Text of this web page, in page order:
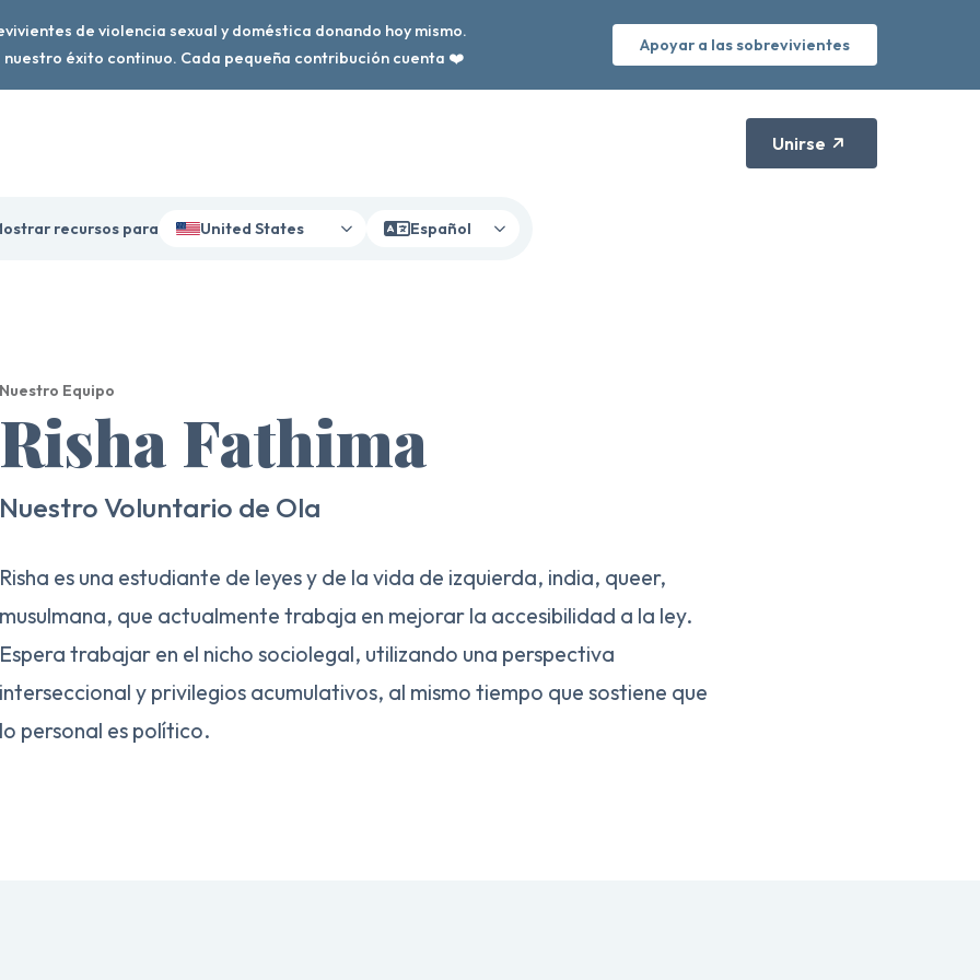
de violencia sexual y doméstica donando hoy mismo.
éxito continuo. Cada pequeña contribución cuenta ❤️
Apoyar a las sobrevivientes
Unirse
recursos para United States Español
Nuestro Equipo
Risha Fathima
Nuestro Voluntario de Ola
Risha es una estudiante de leyes y de la vida de izquierda, india, queer,
musulmana, que actualmente trabaja en mejorar la accesibilidad a la ley.
Espera trabajar en el nicho sociolegal, utilizando una perspectiva
interseccional y privilegios acumulativos, al mismo tiempo que sostiene que
lo personal es político.